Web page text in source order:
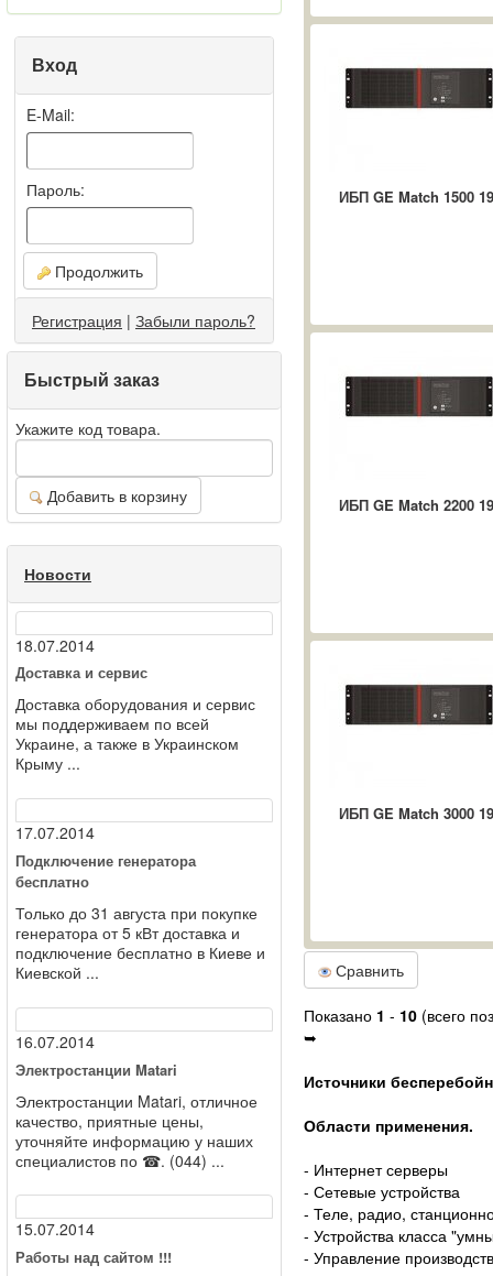
Вход
E-Mail:
Пароль:
Продолжить
Регистрация | Забыли пароль?
Быстрый заказ
Укажите код товара.
Добавить в корзину
Новости
18.07.2014
Доставка и сервис
Доставка оборудования и сервис
мы поддерживаем по всей
Украине, а также в Украинском
Крыму ...
17.07.2014
Подключение генератора
бесплатно
Только до 31 августа при покупке
генератора от 5 кВт доставка и
подключение бесплатно в Киеве и
Киевской ...
16.07.2014
Электростанции Matari
Электростанции Matari, отличное
качество, приятные цены,
уточняйте информацию у наших
специалистов по ☎. (044) ...
15.07.2014
Работы над сайтом !!!
ИБП GE Match 1500
ИБП GE Match 2200
ИБП GE Match 3000
Сравнить
Показано 1 - 10 (всего
➥
Источники
Области применения.
- Интернет серверы
- Сетевые устройства
- Теле, радио,
- Устройства класса
- Управление